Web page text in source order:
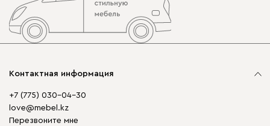
Контактная информация
+7 (775) 030-04-30
love@mebel.kz
Перезвоните мне